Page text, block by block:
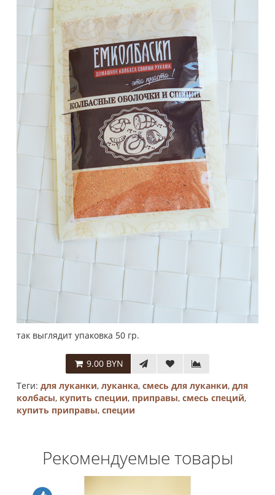
так выглядит упаковка 50 гр.
9.00 BYN
Теги: для луканки, луканка, смесь для луканки, для
колбасы, купить специи, приправы, смесь специй,
купить приправы, специи
Рекомендуемые товары